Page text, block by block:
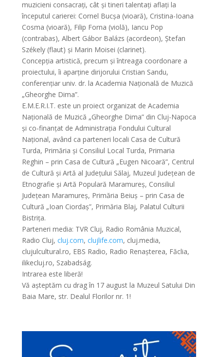
muzicieni consacrați, cât și tineri talentați aflați la
începutul carierei: Cornel Bucşa (vioară), Cristina-Ioana
Cosma (vioară), Filip Forna (violă), Iancu Pop
(contrabas), Albert Gábor Balázs (acordeon), Ștefan
Székely (flaut) şi Marin Moisei (clarinet).
Concepția artistică, precum și întreaga coordonare a
proiectului, îi aparține dirijorului Cristian Sandu,
conferențiar univ. dr. la Academia Națională de Muzică
„Gheorghe Dima”.
E.M.E.R.I.T. este un proiect organizat de Academia
Națională de Muzică „Gheorghe Dima” din Cluj-Napoca
și co-finanțat de Administrația Fondului Cultural
Național, având ca parteneri locali Casa de Cultură
Turda, Primăria și Consiliul Local Turda, Primaria
Reghin – prin Casa de Cultură „Eugen Nicoară”, Centrul
de Cultură și Artă al Județului Sălaj, Muzeul Județean de
Etnografie și Artă Populară Maramureș, Consiliul
Județean Maramureș, Primăria Beiuș – prin Casa de
Cultură „Ioan Ciordaș”, Primăria Blaj, Palatul Culturii
Bistrița.
Parteneri media: TVR Cluj, Radio România Muzical,
Radio Cluj, cluj.com, clujlife.com, cluj.media,
clujulcultural.ro, EBS Radio, Radio Renașterea, Făclia,
ilikecluj.ro, Szabadság.
Intrarea este liberă!
Vă așteptăm cu drag în 17 august la Muzeul Satului Din
Baia Mare, str. Dealul Florilor nr. 1!